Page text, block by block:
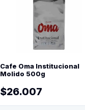
Cafe Oma Institucional
Molido 500g
$26.007